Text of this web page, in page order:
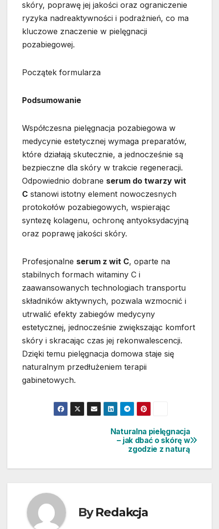
skóry, poprawę jej jakości oraz ograniczenie
ryzyka nadreaktywności i podrażnień, co ma
kluczowe znaczenie w pielęgnacji
pozabiegowej.
Początek formularza
Podsumowanie
Współczesna pielęgnacja pozabiegowa w
medycynie estetycznej wymaga preparatów,
które działają skutecznie, a jednocześnie są
bezpieczne dla skóry w trakcie regeneracji.
Odpowiednio dobrane serum do twarzy wit
C stanowi istotny element nowoczesnych
protokołów pozabiegowych, wspierając
syntezę kolagenu, ochronę antyoksydacyjną
oraz poprawę jakości skóry.
Profesjonalne serum z wit C, oparte na
stabilnych formach witaminy C i
zaawansowanych technologiach transportu
składników aktywnych, pozwala wzmocnić i
utrwalić efekty zabiegów medycyny
estetycznej, jednocześnie zwiększając komfort
skóry i skracając czas jej rekonwalescencji.
Dzięki temu pielęgnacja domowa staje się
naturalnym przedłużeniem terapii
gabinetowych.
Naturalna pielęgnacja
– jak dbać o skórę w
zgodzie z naturą
ByRedakcja